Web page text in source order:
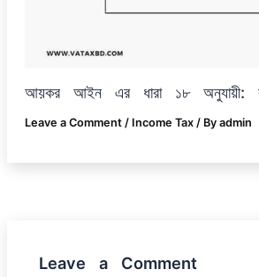
আয়কর আইন এর ধারা ১৮ অনুযায়ী:
Leave a Comment / Income Tax/ By admin
Leave a Comment